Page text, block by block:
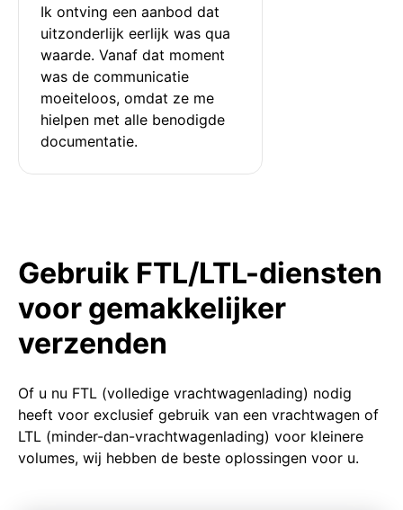
Ik ontving een aanbod dat
uitzonderlijk eerlijk was qua
waarde. Vanaf dat moment
was de communicatie
moeiteloos, omdat ze me
hielpen met alle benodigde
documentatie.
Gebruik FTL/LTL-diensten
voor gemakkelijker
verzenden
Of u nu FTL (volledige vrachtwagenlading) nodig
heeft voor exclusief gebruik van een vrachtwagen of
LTL (minder-dan-vrachtwagenlading) voor kleinere
volumes, wij hebben de beste oplossingen voor u.